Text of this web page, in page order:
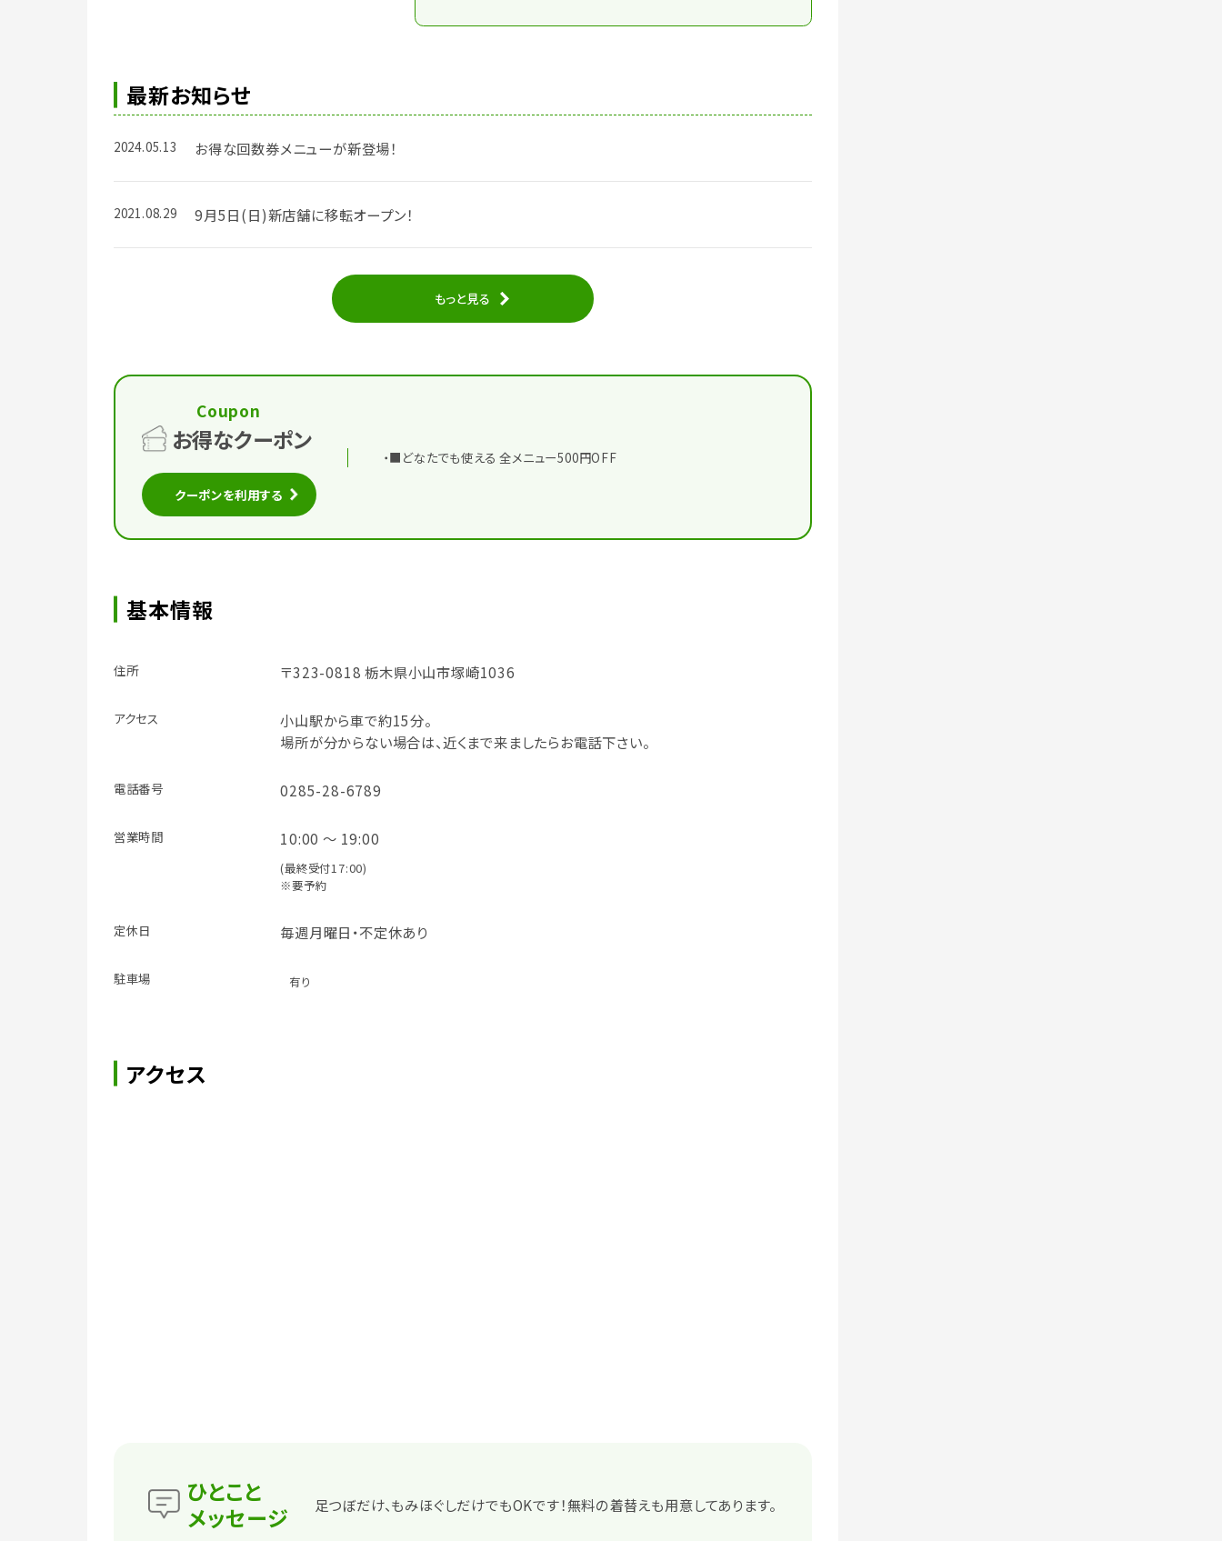
最新お知らせ
2024.05.13 お得な回数券メニューが新登場！
2021.08.29 9月5日(日)新店舗に移転オープン！
もっと見る
Coupon
お得なクーポン
クーポンを利用する
・■どなたでも使える 全メニュー500円OFF
基本情報
住所 〒323-0818 栃木県小山市塚崎1036
アクセス
小山駅から車で約15分。
場所が分からない場合は、近くまで来ましたらお電話下さい。
電話番号 0285-28-6789
営業時間 10:00 ～ 19:00
(最終受付17:00)
※要予約
定休日 毎週月曜日・不定休あり
駐車場 有り
アクセス
ひとこと
メッセージ
足つぼだけ、もみほぐしだけでもOKです！無料の着替えも用意してあります。